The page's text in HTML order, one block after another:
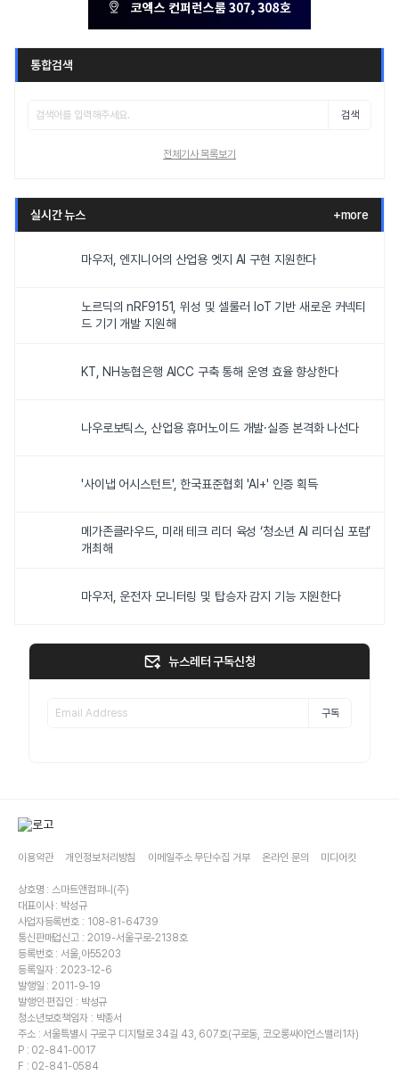
통합검색
검색
전체기사 목록보기
실시간 뉴스 +more
마우저, 엔지니어의 산업용 엣지 AI 구현 지원한다
노르딕의 nRF9151, 위성 및 셀룰러 IoT 기반 새로운 커넥티
드 기기 개발 지원해
KT, NH농협은행 AICC 구축 통해 운영 효율 향상한다
나우로보틱스, 산업용 휴머노이드 개발·실증 본격화 나선다
'사이냅 어시스턴트', 한국표준협회 'AI+' 인증 획득
메가존클라우드, 미래 테크 리더 육성 ‘청소년 AI 리더십 포럼’
개최해
마우저, 운전자 모니터링 및 탑승자 감지 기능 지원한다
뉴스레터 구독신청
구독
이용약관 개인정보처리방침 이메일주소 무단수집 거부 온라인 문의 미디어킷
상호명 : 스마트앤컴퍼니(주)
대표이사 : 박성규
사업자등록번호 : 108-81-64739
통신판매업신고 : 2019-서울구로-2138호
등록번호 : 서울,아55203
등록일자 : 2023-12-6
발행일 : 2011-9-19
발행인·편집인 : 박성규
청소년보호책임자 : 박종서
주소 : 서울특별시 구로구 디지털로 34길 43, 607호(구로동, 코오롱싸이언스밸리1차)
P : 02-841-0017
F : 02-841-0584